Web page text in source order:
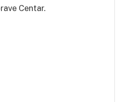
Centar.